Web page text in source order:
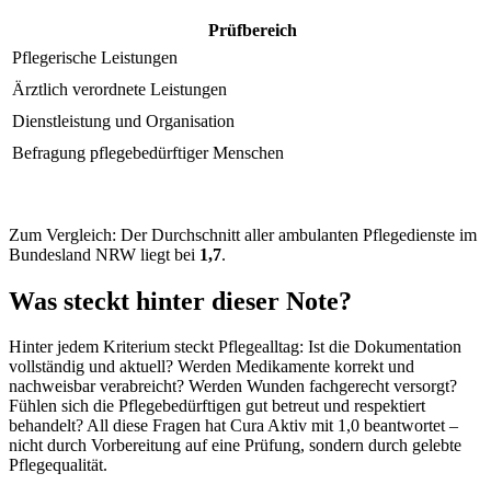
Prüfbereich
Pflegerische Leistungen
Ärztlich verordnete Leistungen
Dienstleistung und Organisation
Befragung pflegebedürftiger Menschen
Zum Vergleich: Der Durchschnitt aller ambulanten Pflegedienste im
Bundesland NRW liegt bei 1,7.
Was steckt hinter dieser Note?
Hinter jedem Kriterium steckt Pflegealltag: Ist die Dokumentation
vollständig und aktuell? Werden Medikamente korrekt und
nachweisbar verabreicht? Werden Wunden fachgerecht versorgt?
Fühlen sich die Pflegebedürftigen gut betreut und respektiert
behandelt? All diese Fragen hat Cura Aktiv mit 1,0 beantwortet –
nicht durch Vorbereitung auf eine Prüfung, sondern durch gelebte
Pflegequalität.